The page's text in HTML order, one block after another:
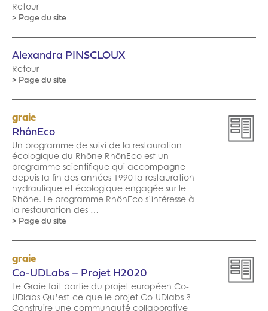
Retour
> Page du site
Alexandra PINSCLOUX
Retour
> Page du site
graie
RhônEco
Un programme de suivi de la restauration
écologique du Rhône RhônEco est un
programme scientifique qui accompagne
depuis la fin des années 1990 la restauration
hydraulique et écologique engagée sur le
Rhône. Le programme RhônEco s’intéresse à
la restauration des …
> Page du site
graie
Co-UDLabs – Projet H2020
Le Graie fait partie du projet européen Co-
UDlabs Qu’est-ce que le projet Co-UDlabs ?
Construire une communauté collaborative